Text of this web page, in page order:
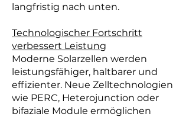
langfristig nach unten.
Technologischer Fortschritt
verbessert Leistung
Moderne Solarzellen werden
leistungsfähiger, haltbarer und
effizienter. Neue Zelltechnologien
wie PERC, Heterojunction oder
bifaziale Module ermöglichen